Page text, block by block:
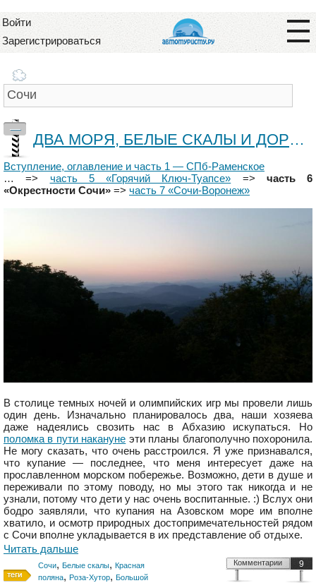
Войти
Зарегистрироваться
—
ДВА МОРЯ, БЕЛЫЕ СКАЛЫ И ДОРОГА, ДОРОГА - часть 6 "ОКРЕСТНОСТИ СОЧИ"
Вступление, оглавление и часть 1 — СПб-Раменское
… => часть 5 «Горячий Ключ-Туапсе» => часть 6
«Окрестности Сочи» => часть 7 «Сочи-Воронеж»
В столице темных ночей и олимпийских игр мы провели лишь
один день. Изначально планировалось два, наши хозяева
даже надеялись свозить нас в Абхазию искупаться. Но
поломка в пути накануне эти планы благополучно похоронила.
Не могу сказать, что очень расстроился. Я уже признавался,
что купание — последнее, что меня интересует даже на
прославленном морском побережье. Возможно, дети в душе и
переживали по этому поводу, но мы этого так никогда и не
узнали, потому что дети у нас очень воспитанные. :) Вслух они
бодро заявляли, что купания на Азовском море им вполне
хватило, и осмотр природных достопримечательностей рядом
с Сочи вполне укладывается в их представление об отдыхе.
Читать дальше
Сочи, Белые скалы, Красная
поляна, Роза-Хутор, Большой
9
Комментарии